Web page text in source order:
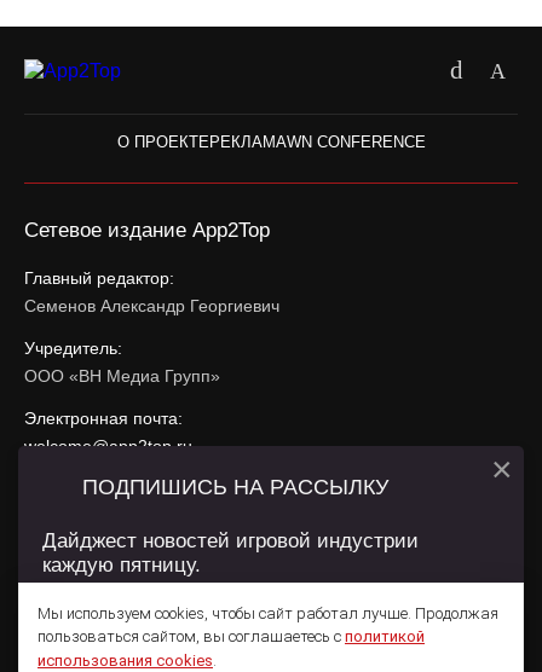
О ПРОЕКТЕРЕКЛАМАWN CONFERENCE
Сетевое издание App2Top
Главный редактор:
Семенов Александр Георгиевич
Учредитель:
ООО «ВН Медиа Групп»
Электронная почта:
welcome@app2top.ru
При использовании материалов активная ссылка на
Сайт использует IP адреса, cookie, данные геолокации
использования содержатся вПолитике конфиденциальностии
Пользовательском соглашении .
Мы используем cookies, чтобы сайт работал лучше. Продолжая
пользоваться сайтом, вы соглашаетесь с политикой
использования cookies.
ПОДПИШИСЬ НА РАССЫЛКУ
Дайджест новостей игровой индустрии
каждую пятницу.
×